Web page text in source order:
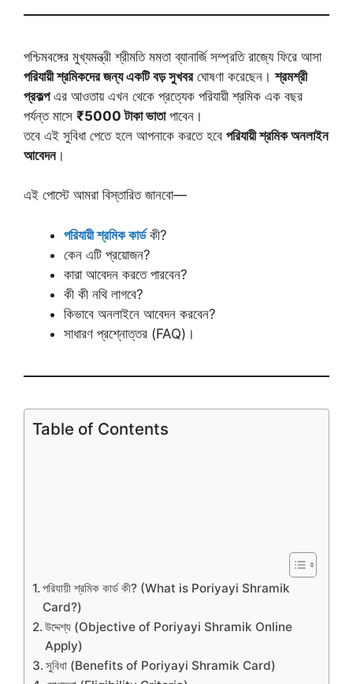
পশ্চিমবঙ্গের মুখ্যমন্ত্রী শ্রীমতি মমতা ব্যানার্জি সম্প্রতি রাজ্যে ফিরে আসা
পরিযায়ী শ্রমিকদের জন্য একটি বড় সুখবরঘোষণা করেছেন।শ্রমশ্রী
প্রকল্পএর আওতায় এখন থেকে প্রত্যেক পরিযায়ী শ্রমিক এক বছর
পর্যন্ত মাসে ₹5000 টাকা ভাতাপাবেন।
তবে এই সুবিধা পেতে হলে আপনাকে করতে হবে পরিযায়ী শ্রমিক অনলাইন
আবেদন।
এই পোস্টে আমরা বিস্তারিত জানবো—
পরিযায়ী শ্রমিক কার্ডকী?
কেন এটি প্রয়োজন?
কারা আবেদন করতে পারবেন?
কী কী নথি লাগবে?
কিভাবে অনলাইনে আবেদন করবেন?
সাধারণ প্রশ্নোত্তর (FAQ)।
Table of Contents
পরিযায়ী শ্রমিক কার্ড কী? (What is Poriyayi Shramik
Card?)
উদ্দেশ্য (Objective of Poriyayi Shramik Online
Apply)
সুবিধা (Benefits of Poriyayi Shramik Card)